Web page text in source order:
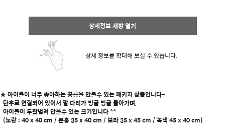
상세정보 새창 열기
상세 정보를 확대해 보실 수 있습니다.
★ 아이들이 너무 좋아하는 공룡을 만들수 있는 패키지 상품입니다~
단추로 연결되어 있어서 팔 다리가 빙글 빙글 돌아가며,
아이들이 두팔벌려 안을수 있는 크기입니다 ^^
(노랑 : 40 x 40 cm / 분홍 35 x 40 cm / 보라 35 x 45 cm / 녹색 45 x 40 cm)